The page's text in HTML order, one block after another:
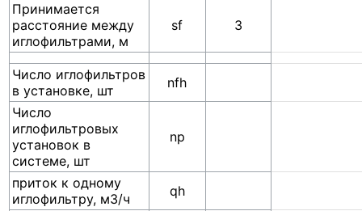
Принимается
расстояние между
иглофильтрами, м
sf 3
Число иглофильтров
в установке, шт
nfh
Число
иглофильтровых
установок в
системе, шт
np
приток к одному
иглофильтру, м3/ч
qh